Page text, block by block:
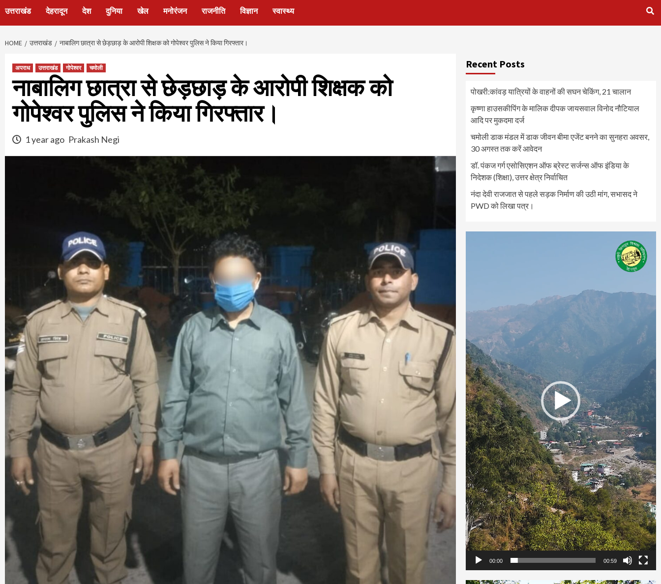
उत्तराखंड देहरादून देश दुनिया खेल मनोरंजन राजनीति विज्ञान स्वास्थ्य
HOME उत्तराखंड नाबालिग छात्रा से छेड़छाड़ के आरोपी शिक्षक को गोपेश्वर पुलिस ने किया गिरफ्तार।
अपराध उत्तराखंड गोपेश्वर चमोली
नाबालिग छात्रा से छेड़छाड़ के आरोपी शिक्षक को
गोपेश्वर पुलिस ने किया गिरफ्तार।
1 year ago Prakash Negi
Recent Posts
पोखरी:कांवड़ यात्रियों के वाहनों की सघन चेकिंग, 21 चालान
कृष्णा हाउसकीपिंग के मालिक दीपक जायसवाल विनोद नौटियाल
आदि पर मुकदमा दर्ज
चमोली डाक मंडल में डाक जीवन बीमा एजेंट बनने का सुनहरा अवसर,
30 अगस्त तक करें आवेदन
डॉ. पंकज गर्ग एसोसिएशन ऑफ ब्रेस्ट सर्जन्स ऑफ इंडिया के
निदेशक (शिक्षा), उत्तर क्षेत्र निर्वाचित
नंदा देवी राजजात से पहले सड़क निर्माण की उठी मांग, सभासद ने
PWD को लिखा पत्र।
00:00 00:59